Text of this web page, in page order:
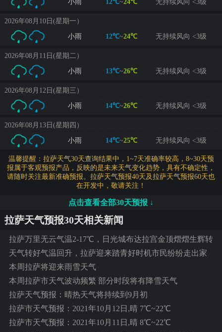
小雨 12℃~24℃ 无持续风向 <3级
2026年08月10日(星期一）
小雨 12℃~24℃ 无持续风向 <3级
2026年08月11日(星期二）
小雨 13℃~26℃ 无持续风向 <3级
2026年08月12日(星期三）
小雨 14℃~26℃ 无持续风向 <3级
2026年08月13日(星期四）
小雨 14℃~25℃ 无持续风向 <3级
温馨提醒：拉萨天气30天查询结果中，1~7天准确率较高，8~30天预
报属于客观预报产品，反映的是未来天气变化趋势，具有不确定性，
请随时关注最新准确预报。拉萨天气预报40天及拉萨天气预报60天也
在开发中，敬请关注！
点击查看全部30天预报 ↓
拉萨天气预报30天相关新闻
拉萨万里无云气温2-17℃，日光城布达拉宫金顶熠熠生辉转
经脚步轻快
天气转好气温回升，拉萨迎来踏青好时机市民纷纷走出家
门
本周拉萨将迎来雨雪天气
本周拉萨市天气波动频繁 部分时段将有降雪天气
拉萨天气预报：晴热天气将持续到9月初
拉萨市天气预报：2021年10月12日,晴 7℃~22℃
拉萨市天气预报：2021年10月11日,晴 8℃~22℃